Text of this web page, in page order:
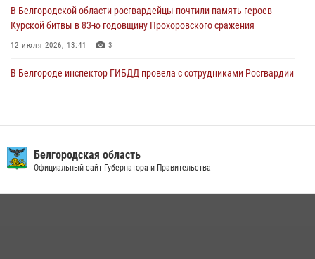
В Белгородской области росгвардейцы почтили память героев
Курской битвы в 83-ю годовщину Прохоровского сражения
12 июля 2026, 13:41 3
В Белгороде инспектор ГИБДД провела с сотрудниками Росгвардии
представителем Российского общества «Знание»
17 июля 2026, 07:10
Белгородская область
Официальный сайт Губернатора и Правительства